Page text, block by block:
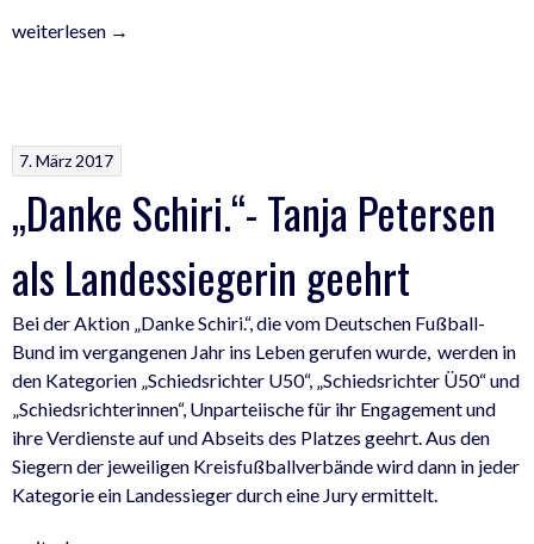
„Blau-
weiterlesen →
7. März 2017
„Danke Schiri.“- Tanja Petersen
als Landessiegerin geehrt
Bei der Aktion „Danke Schiri.“, die vom Deutschen Fußball-
Bund im vergangenen Jahr ins Leben gerufen wurde, werden in
den Kategorien „Schiedsrichter U50“, „Schiedsrichter Ü50“ und
„Schiedsrichterinnen“, Unparteiische für ihr Engagement und
ihre Verdienste auf und Abseits des Platzes geehrt. Aus den
Siegern der jeweiligen Kreisfußballverbände wird dann in jeder
Kategorie ein Landessieger durch eine Jury ermittelt.